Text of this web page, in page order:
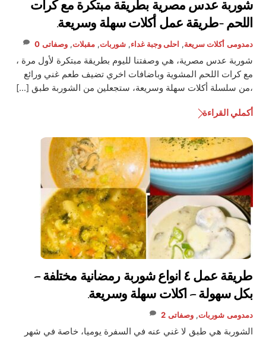
شوربة عدس مصرية بطريقة مبتكرة مع كرات
اللحم -طريقة عمل أكلات سهلة وسريعة.
دمدومى أكلات سريعة, احلى وجبة غداء,شوربات,مقبلات,وصفاتى 0
شوربة عدس مصرية، هي وصفتنا لليوم بطريقة مبتكرة لأول مرة ،
مع كرات اللحم المشوية وباضافات اخري تضيف طعم غني ورائع
،من سلسلة أكلات سهلة وسريعة، ستجعلين من الشوربة طبق […]
أكملي القراءة
طريقة عمل ٤ انواع شوربة رمضانية مختلفة –
بكل سهولة – اكلات سهلة وسريعة.
دمدومى شوربات,وصفاتى 2
الشوربة هي طبق لا غني عنه في السفرة يوميا، خاصة في شهر